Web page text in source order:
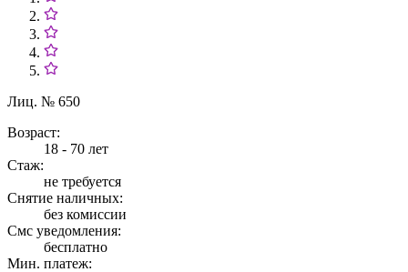
Лиц. № 650
Возраст:
18 - 70 лет
Стаж:
не требуется
Снятие наличных:
без комиссии
Смс уведомления:
бесплатно
Мин. платеж: